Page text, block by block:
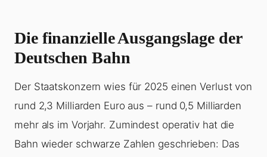
Die finanzielle Ausgangslage der
Deutschen Bahn
Der Staatskonzern wies für 2025 einen Verlust von
rund 2,3 Milliarden Euro aus – rund 0,5 Milliarden
mehr als im Vorjahr. Zumindest operativ hat die
Bahn wieder schwarze Zahlen geschrieben: Das